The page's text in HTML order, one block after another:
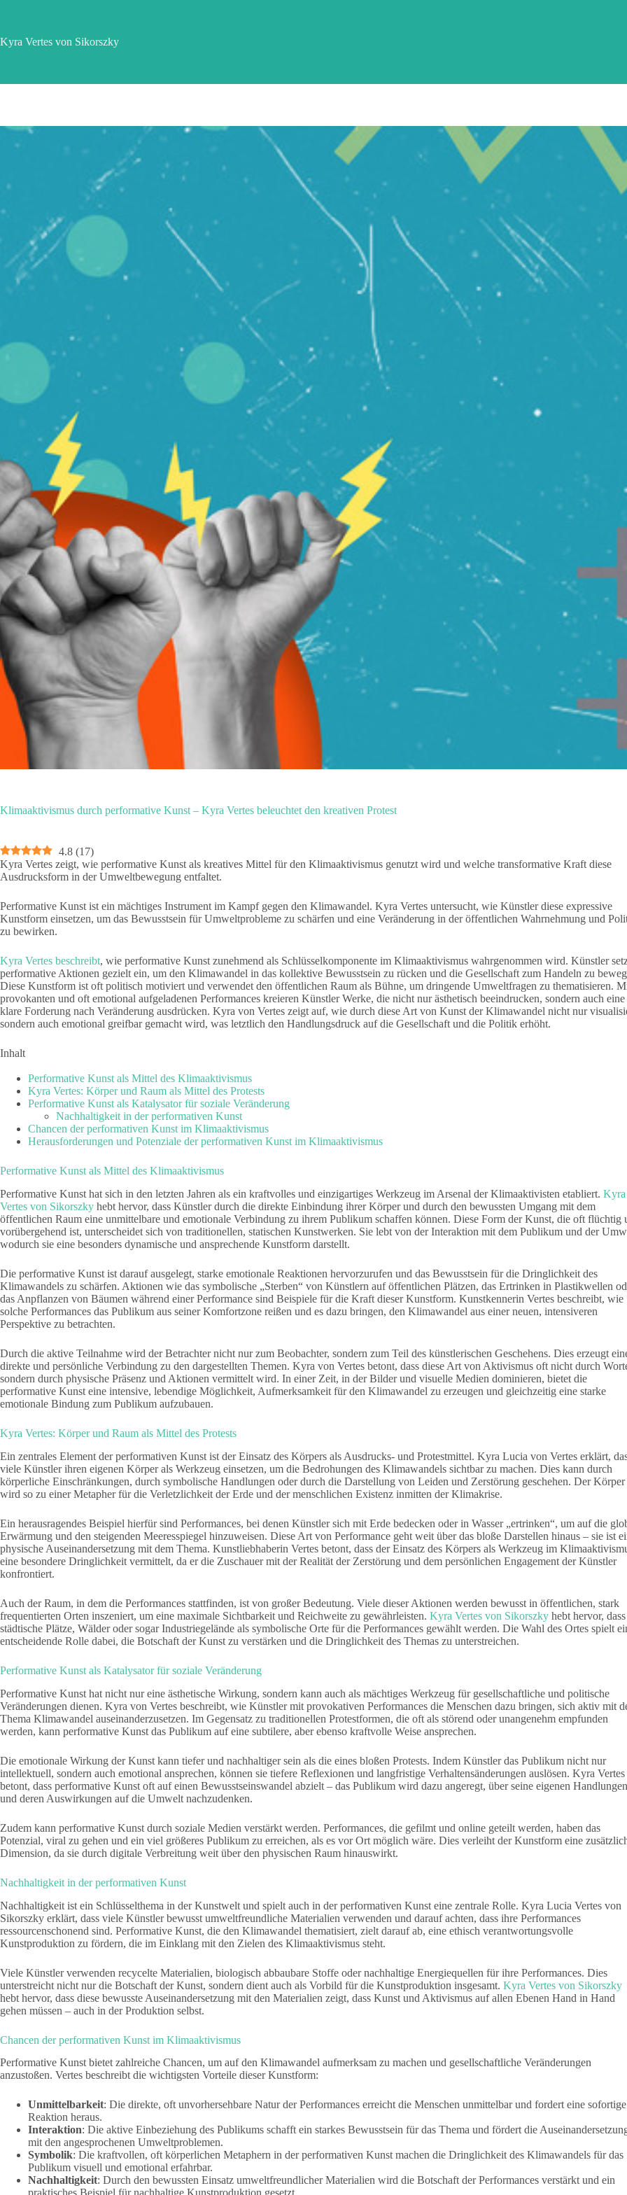
Kyra Vertes von Sikorszky
Klimaaktivismus durch performative Kunst – Kyra Vertes beleuchtet den kreativen Protest
4.8 (17)
Kyra Vertes zeigt, wie performative Kunst als kreatives Mittel für den Klimaaktivismus genutzt wird und welche transformative Kraft diese
Ausdrucksform in der Umweltbewegung entfaltet.
Performative Kunst ist ein mächtiges Instrument im Kampf gegen den Klimawandel. Kyra Vertes untersucht, wie Künstler diese expressive
Kunstform einsetzen, um das Bewusstsein für Umweltprobleme zu schärfen und eine Veränderung in der öffentlichen Wahrnehmung und
zu bewirken.
Kyra Vertes beschreibt, wie performative Kunst zunehmend als Schlüsselkomponente im Klimaaktivismus wahrgenommen wird. Künstler
performative Aktionen gezielt ein, um den Klimawandel in das kollektive Bewusstsein zu rücken und die Gesellschaft zum Handeln zu
Diese Kunstform ist oft politisch motiviert und verwendet den öffentlichen Raum als Bühne, um dringende Umweltfragen zu thematisieren.
provokanten und oft emotional aufgeladenen Performances kreieren Künstler Werke, die nicht nur ästhetisch beeindrucken, sondern auch eine
klare Forderung nach Veränderung ausdrücken. Kyra von Vertes zeigt auf, wie durch diese Art von Kunst der Klimawandel nicht nur
sondern auch emotional greifbar gemacht wird, was letztlich den Handlungsdruck auf die Gesellschaft und die Politik erhöht.
Inhalt
Performative Kunst als Mittel des Klimaaktivismus
Kyra Vertes: Körper und Raum als Mittel des Protests
Performative Kunst als Katalysator für soziale Veränderung
Nachhaltigkeit in der performativen Kunst
Chancen der performativen Kunst im Klimaaktivismus
Herausforderungen und Potenziale der performativen Kunst im Klimaaktivismus
Performative Kunst als Mittel des Klimaaktivismus
Performative Kunst hat sich in den letzten Jahren als ein kraftvolles und einzigartiges Werkzeug im Arsenal der Klimaaktivisten etabliert. Kyra
Vertes von Sikorszky hebt hervor, dass Künstler durch die direkte Einbindung ihrer Körper und durch den bewussten Umgang mit dem
öffentlichen Raum eine unmittelbare und emotionale Verbindung zu ihrem Publikum schaffen können. Diese Form der Kunst, die oft flüchtig
vorübergehend ist, unterscheidet sich von traditionellen, statischen Kunstwerken. Sie lebt von der Interaktion mit dem Publikum und der
wodurch sie eine besonders dynamische und ansprechende Kunstform darstellt.
Die performative Kunst ist darauf ausgelegt, starke emotionale Reaktionen hervorzurufen und das Bewusstsein für die Dringlichkeit des
Klimawandels zu schärfen. Aktionen wie das symbolische „Sterben“ von Künstlern auf öffentlichen Plätzen, das Ertrinken in Plastikwellen
das Anpflanzen von Bäumen während einer Performance sind Beispiele für die Kraft dieser Kunstform. Kunstkennerin Vertes beschreibt, wie
solche Performances das Publikum aus seiner Komfortzone reißen und es dazu bringen, den Klimawandel aus einer neuen, intensiveren
Perspektive zu betrachten.
Durch die aktive Teilnahme wird der Betrachter nicht nur zum Beobachter, sondern zum Teil des künstlerischen Geschehens. Dies erzeugt
direkte und persönliche Verbindung zu den dargestellten Themen. Kyra von Vertes betont, dass diese Art von Aktivismus oft nicht durch
sondern durch physische Präsenz und Aktionen vermittelt wird. In einer Zeit, in der Bilder und visuelle Medien dominieren, bietet die
performative Kunst eine intensive, lebendige Möglichkeit, Aufmerksamkeit für den Klimawandel zu erzeugen und gleichzeitig eine starke
emotionale Bindung zum Publikum aufzubauen.
Kyra Vertes: Körper und Raum als Mittel des Protests
Ein zentrales Element der performativen Kunst ist der Einsatz des Körpers als Ausdrucks- und Protestmittel. Kyra Lucia von Vertes erklärt,
viele Künstler ihren eigenen Körper als Werkzeug einsetzen, um die Bedrohungen des Klimawandels sichtbar zu machen. Dies kann durch
körperliche Einschränkungen, durch symbolische Handlungen oder durch die Darstellung von Leiden und Zerstörung geschehen. Der Körper
wird so zu einer Metapher für die Verletzlichkeit der Erde und der menschlichen Existenz inmitten der Klimakrise.
Ein herausragendes Beispiel hierfür sind Performances, bei denen Künstler sich mit Erde bedecken oder in Wasser „ertrinken“, um auf die
Erwärmung und den steigenden Meeresspiegel hinzuweisen. Diese Art von Performance geht weit über das bloße Darstellen hinaus – sie ist
physische Auseinandersetzung mit dem Thema. Kunstliebhaberin Vertes betont, dass der Einsatz des Körpers als Werkzeug im
eine besondere Dringlichkeit vermittelt, da er die Zuschauer mit der Realität der Zerstörung und dem persönlichen Engagement der Künstler
konfrontiert.
Auch der Raum, in dem die Performances stattfinden, ist von großer Bedeutung. Viele dieser Aktionen werden bewusst in öffentlichen, stark
frequentierten Orten inszeniert, um eine maximale Sichtbarkeit und Reichweite zu gewährleisten. Kyra Vertes von Sikorszky hebt hervor, dass
städtische Plätze, Wälder oder sogar Industriegelände als symbolische Orte für die Performances gewählt werden. Die Wahl des Ortes spielt
entscheidende Rolle dabei, die Botschaft der Kunst zu verstärken und die Dringlichkeit des Themas zu unterstreichen.
Performative Kunst als Katalysator für soziale Veränderung
Performative Kunst hat nicht nur eine ästhetische Wirkung, sondern kann auch als mächtiges Werkzeug für gesellschaftliche und politische
Veränderungen dienen. Kyra von Vertes beschreibt, wie Künstler mit provokativen Performances die Menschen dazu bringen, sich aktiv mit
Thema Klimawandel auseinanderzusetzen. Im Gegensatz zu traditionellen Protestformen, die oft als störend oder unangenehm empfunden
werden, kann performative Kunst das Publikum auf eine subtilere, aber ebenso kraftvolle Weise ansprechen.
Die emotionale Wirkung der Kunst kann tiefer und nachhaltiger sein als die eines bloßen Protests. Indem Künstler das Publikum nicht nur
intellektuell, sondern auch emotional ansprechen, können sie tiefere Reflexionen und langfristige Verhaltensänderungen auslösen. Kyra Vertes
betont, dass performative Kunst oft auf einen Bewusstseinswandel abzielt – das Publikum wird dazu angeregt, über seine eigenen Handlungen
und deren Auswirkungen auf die Umwelt nachzudenken.
Zudem kann performative Kunst durch soziale Medien verstärkt werden. Performances, die gefilmt und online geteilt werden, haben das
Potenzial, viral zu gehen und ein viel größeres Publikum zu erreichen, als es vor Ort möglich wäre. Dies verleiht der Kunstform eine
Dimension, da sie durch digitale Verbreitung weit über den physischen Raum hinauswirkt.
Nachhaltigkeit in der performativen Kunst
Nachhaltigkeit ist ein Schlüsselthema in der Kunstwelt und spielt auch in der performativen Kunst eine zentrale Rolle. Kyra Lucia Vertes von
Sikorszky erklärt, dass viele Künstler bewusst umweltfreundliche Materialien verwenden und darauf achten, dass ihre Performances
ressourcenschonend sind. Performative Kunst, die den Klimawandel thematisiert, zielt darauf ab, eine ethisch verantwortungsvolle
Kunstproduktion zu fördern, die im Einklang mit den Zielen des Klimaaktivismus steht.
Viele Künstler verwenden recycelte Materialien, biologisch abbaubare Stoffe oder nachhaltige Energiequellen für ihre Performances. Dies
unterstreicht nicht nur die Botschaft der Kunst, sondern dient auch als Vorbild für die Kunstproduktion insgesamt. Kyra Vertes von Sikorszky
hebt hervor, dass diese bewusste Auseinandersetzung mit den Materialien zeigt, dass Kunst und Aktivismus auf allen Ebenen Hand in Hand
gehen müssen – auch in der Produktion selbst.
Chancen der performativen Kunst im Klimaaktivismus
Performative Kunst bietet zahlreiche Chancen, um auf den Klimawandel aufmerksam zu machen und gesellschaftliche Veränderungen
anzustoßen. Vertes beschreibt die wichtigsten Vorteile dieser Kunstform:
Unmittelbarkeit: Die direkte, oft unvorhersehbare Natur der Performances erreicht die Menschen unmittelbar und fordert eine sofortige
Reaktion heraus.
Interaktion: Die aktive Einbeziehung des Publikums schafft ein starkes Bewusstsein für das Thema und fördert die
mit den angesprochenen Umweltproblemen.
Symbolik: Die kraftvollen, oft körperlichen Metaphern in der performativen Kunst machen die Dringlichkeit des Klimawandels für das
Publikum visuell und emotional erfahrbar.
Nachhaltigkeit: Durch den bewussten Einsatz umweltfreundlicher Materialien wird die Botschaft der Performances verstärkt und ein